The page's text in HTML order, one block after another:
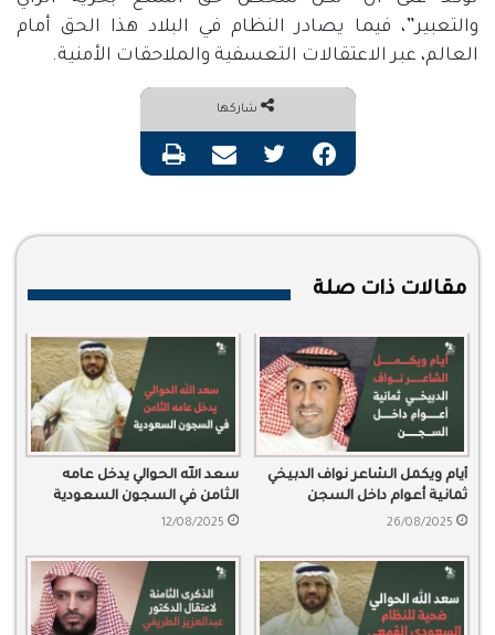
والتعبير”، فيما يصادر النظام في البلاد هذا الحق أمام
العالم، عبر الاعتقالات التعسفية والملاحقات الأمنية.
شاركها
فيسبوك تويتر مشاركة عبر البريد طباعة
مقالات ذات صلة
أيام ويكمل الشاعر نواف الدبيخي
ثمانية أعوام داخل السجن
26/08/2025
سعد الله الحوالي يدخل عامه
الثامن في السجون السعودية
12/08/2025